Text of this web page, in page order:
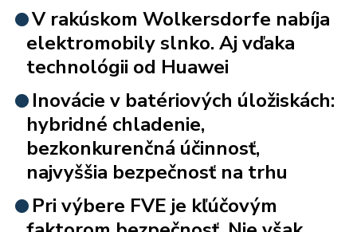
V rakúskom Wolkersdorfe nabíja
elektromobily slnko. Aj vďaka
technológii od Huawei
Inovácie v batériových úložiskách:
hybridné chladenie,
bezkonkurenčná účinnosť,
najvyššia bezpečnosť na trhu
Pri výbere FVE je kľúčovým